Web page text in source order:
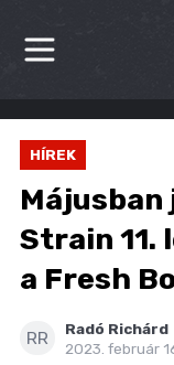
HÍREK
KRITIKÁK
BESZÁMOLÓK
INTERJÚK
PREMIEREK
HÍREK
Májusban
Strain 11.
a Fresh
RR
Radó Richárd
2023. február